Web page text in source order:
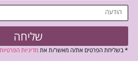
שליחה
* בשליחת הפרטים את/ה מאשר/ת אתמדיניות הפרטיות